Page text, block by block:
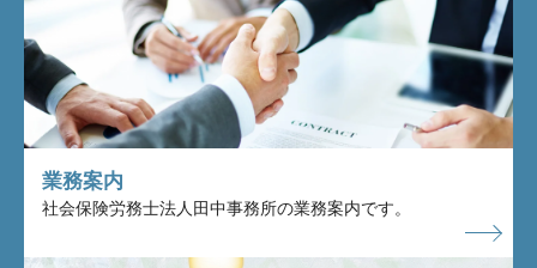
業務案内
社会保険労務士法人田中事務所の業務案内です。